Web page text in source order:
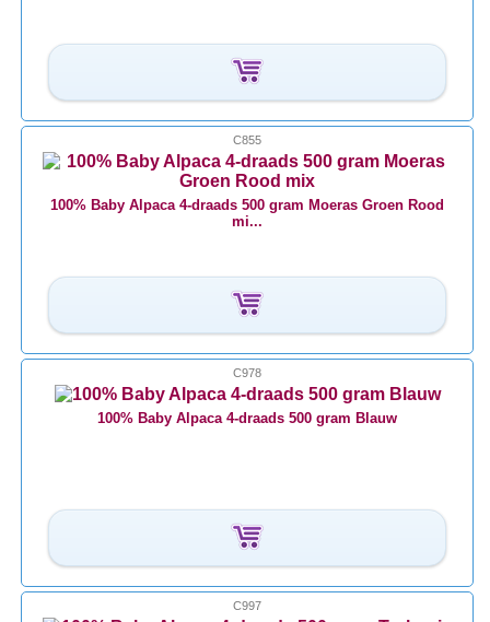
C855
100% Baby Alpaca 4-draads 500 gram Moeras Groen Rood
mi...
C978
100% Baby Alpaca 4-draads 500 gram Blauw
C997